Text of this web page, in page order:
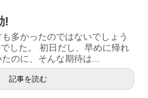
!
多かったのではないでしょう
した。 初日だし、早めに帰れ
のに、そんな期待は...
記事を読む